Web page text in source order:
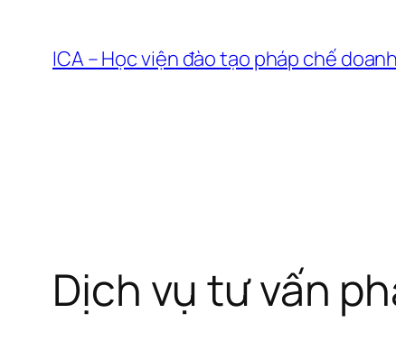
ICA – Học viện đào tạo pháp chế
Dịch vụ tư vấn